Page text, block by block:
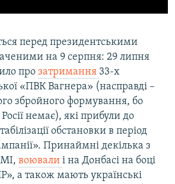
перед президентськими
на 9 серпня: 29 липня
про затримання 33-х
«ПВК Вагнера» (насправді –
збройного формування, бо
немає), які прибули до
обстановки в період
Принаймні декілька з
воювали і на Донбасі на боці
а також мають українські